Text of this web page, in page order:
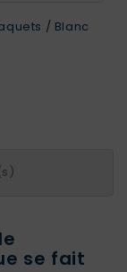
/ Blanc
se fait